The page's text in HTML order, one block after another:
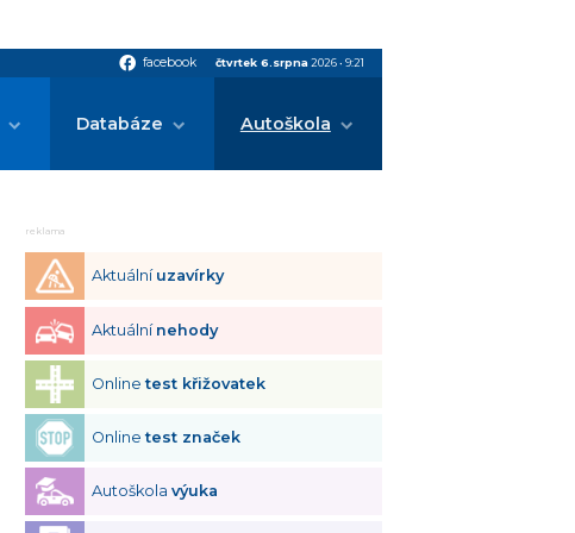
facebook facebook čtvrtek 6.srpna 2026• 9:21
Databáze Autoškola
reklama
Aktuální uzavírky
Aktuální nehody
Onlinetest křižovatek
Onlinetest značek
Autoškolavýuka